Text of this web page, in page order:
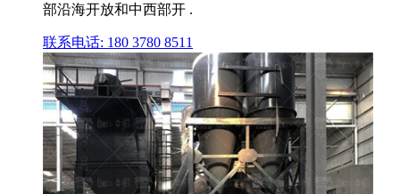
部沿海开放和中西部开 .
联系电话: 180 3780 8511